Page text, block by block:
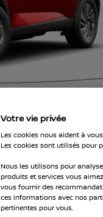
Votre vie privée
Les cookies nous aident à
Les cookies sont utilisés pour
Nous les utilisons pour
produits et services vous
vous fournir des
ces informations avec nos
pertinentes pour vous.